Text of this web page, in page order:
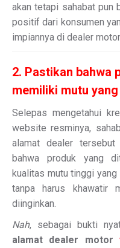
akan tetapi sahabat pun
positif dari konsumen
impiannya di dealer
2. Pastikan bahwa
memiliki mutu
Selepas mengetahui
website resminya,
alamat dealer tersebut
bahwa produk yang
kualitas mutu tinggi
tanpa harus khawatir
diinginkan.
Nah, sebagai bukti
alamat dealer motor